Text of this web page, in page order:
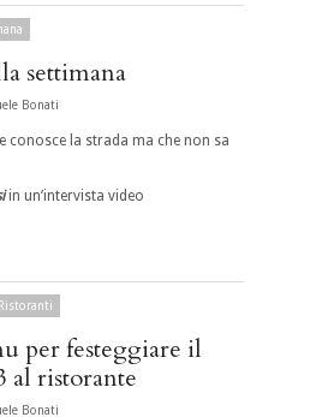
settimana
Bonati
conosce la strada ma che non sa
in un’intervista video
Ristoranti
per festeggiare il
al ristorante
Bonati